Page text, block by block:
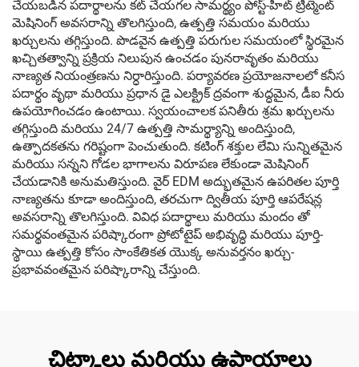
చేయబడిన పదార్థాలను కట్ చేయగల సామర్థ్యం పోస్ట్-హీట్ ట్రీట్మెంట్
మెషినింగ్ అవసరాన్ని తొలగిస్తుంది, ఉత్పత్తి సమయం మరియు
ఖర్చులను తగ్గిస్తుంది. పొడవైన ఉత్పత్తి పరుగుల సమయంలో స్థిరమైన
ఖచ్చితత్వాన్ని ప్రక్రియ నిలుపున ఉంచడం పునరావృతం మరియు
నాణ్యత నియంత్రణను నిర్ధారిస్తుంది. పర్యావరణ ప్రయోజనాలలో కనీస
పదార్థం వృథా మరియు ప్రధాన డై ఎలక్ట్రిక్ ద్రవంగా శుద్ధమైన, డీఐ నీరు
ఉపయోగించడం ఉంటాయి. స్వయంచాలక పనితీరు శ్రమ ఖర్చులను
తగ్గిస్తుంది మరియు 24/7 ఉత్పత్తి సామర్థ్యాన్ని అందిస్తుంది,
ఉత్పాదకతను గరిష్టంగా పెంచుతుంది. కటింగ్ శక్తుల లేమి సున్నితమైన
మరియు సన్నని గోడల భాగాలను విరూపణ లేకుండా మెషినింగ్
చేయడానికి అనుమతిస్తుంది. వైర్ EDM అద్భుతమైన ఉపరితల పూర్తి
నాణ్యతను కూడా అందిస్తుంది, తరచుగా ద్వితీయ పూర్తి ఆపరేషన్ల
అవసరాన్ని తొలగిస్తుంది. వివిధ పదార్థాలు మరియు మందం తో
సమర్థవంతమైన పరిష్కారంగా ప్రోటోటైప్ అభివృద్ధి మరియు పూర్తి-
స్థాయి ఉత్పత్తి కోసం సాంకేతికత యొక్క అనువర్తనం ఖర్చు-
ప్రభావవంతమైన పరిష్కారాన్ని చేస్తుంది.
చిట్కాలు మరియు ఉపాయాలు